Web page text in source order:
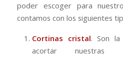
poder escoger para
contamos con los siguientes
Cortinas cristal. Son la
acortar nuestras